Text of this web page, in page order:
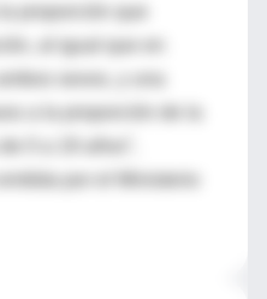
proporción que
al igual que en
sexos, y una
0 a 19 años”,